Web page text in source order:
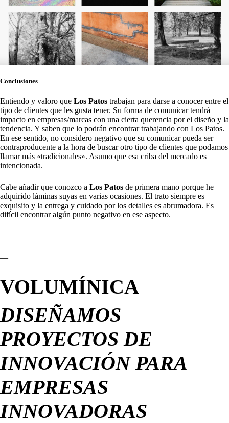
Conclusiones
Entiendo y valoro que Los Patos trabajan para darse a conocer entre el
tipo de clientes que les gusta tener. Su forma de comunicar tendrá
impacto en empresas/marcas con una cierta querencia por el diseño y la
tendencia. Y saben que lo podrán encontrar trabajando con Los Patos.
En ese sentido, no considero negativo que su comunicar pueda ser
contraproducente a la hora de buscar otro tipo de clientes que podamos
llamar más «tradicionales». Asumo que esa criba del mercado es
intencionada.
Cabe añadir que conozco a Los Patos de primera mano porque he
adquirido láminas suyas en varias ocasiones. El trato siempre es
exquisito y la entrega y cuidado por los detalles es abrumadora. Es
difícil encontrar algún punto negativo en ese aspecto.
—
VOLUMÍNICA
DISEÑAMOS
PROYECTOS DE
INNOVACIÓN PARA
EMPRESAS
INNOVADORAS